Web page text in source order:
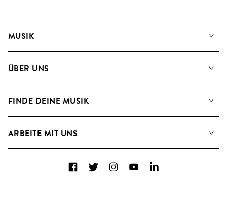
MUSIK
Suche
ÜBER UNS
Blog
FINDE DEINE MUSIK
Kontakt
ARBEITE MIT UNS
A&R - Demo-Einsendungen
FacebookTwitterInstagramYouTubeLinkedIn